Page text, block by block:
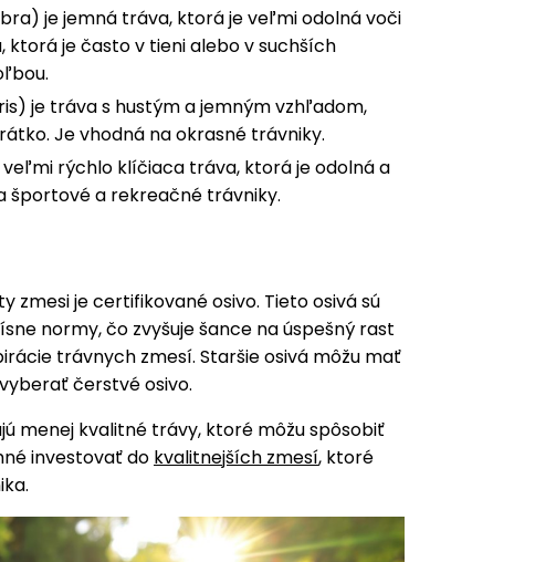
je jemná tráva, ktorá je veľmi odolná voči
ktorá je často v tieni alebo v suchších
je tráva s hustým a jemným vzhľadom,
Je vhodná na okrasné trávniky.
rýchlo klíčiaca tráva, ktorá je odolná a
športové a rekreačné trávniky.
zmesi je certifikované osivo. Tieto osivá sú
normy, čo zvyšuje šance na úspešný rast
trávnych zmesí. Staršie osivá môžu mať
čerstvé osivo.
menej kvalitné trávy, ktoré môžu spôsobiť
investovať do kvalitnejších zmesí, ktoré